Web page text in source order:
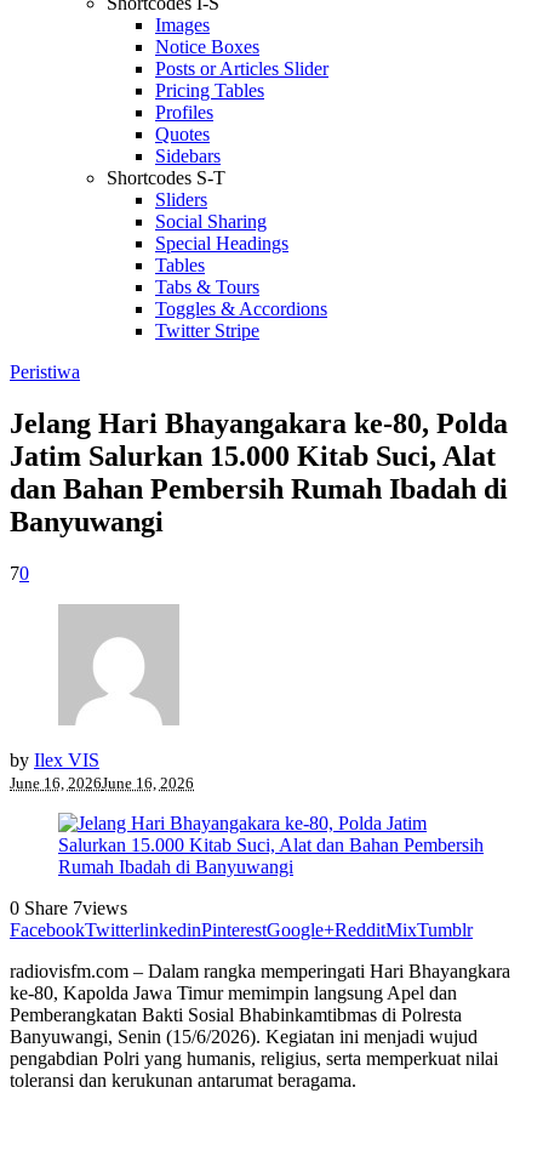
Images
Notice Boxes
Posts or Articles Slider
Pricing Tables
Profiles
Quotes
Sidebars
Shortcodes S-T
Sliders
Social Sharing
Special Headings
Tables
Tabs & Tours
Toggles & Accordions
Twitter Stripe
Peristiwa
Jelang Hari Bhayangakara ke-80, Polda
Jatim Salurkan 15.000 Kitab Suci, Alat
dan Bahan Pembersih Rumah Ibadah di
Banyuwangi
70
by Ilex VIS
June 16, 2026June 16, 2026
0 Share 7views
FacebookTwitterlinkedinPinterestGoogle+RedditMixTumblr
radiovisfm.com – Dalam rangka memperingati Hari Bhayangkara
ke-80, Kapolda Jawa Timur memimpin langsung Apel dan
Pemberangkatan Bakti Sosial Bhabinkamtibmas di Polresta
Banyuwangi, Senin (15/6/2026). Kegiatan ini menjadi wujud
pengabdian Polri yang humanis, religius, serta memperkuat nilai
toleransi dan kerukunan antarumat beragama.